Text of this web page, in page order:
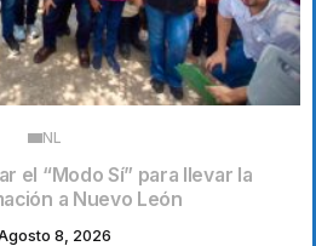
NL
el “Modo Sí” para llevar la
a Nuevo León
8, 2026